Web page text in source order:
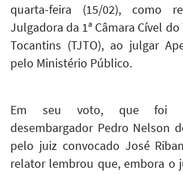
quarta-feira (15/02), como
Julgadora da 1ª Câmara Cível
Tocantins (TJTO), ao julgar
pelo Ministério Público.
Em seu voto, que foi
desembargador Pedro Nelson
pelo juiz convocado José
relator lembrou que, embora o